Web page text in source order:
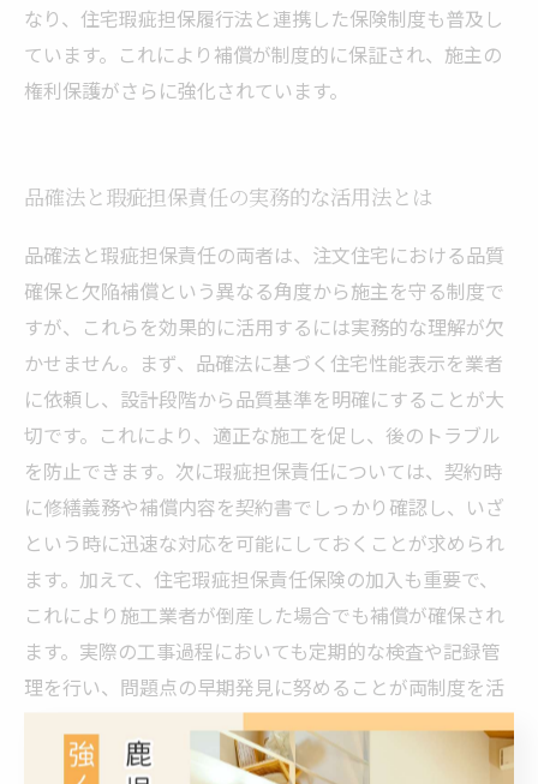
なり、住宅瑕疵担保履行法と連携した保険制度も普及し
ています。これにより補償が制度的に保証され、施主の
権利保護がさらに強化されています。
品確法と瑕疵担保責任の実務的な活用法とは
品確法と瑕疵担保責任の両者は、注文住宅における品質
確保と欠陥補償という異なる角度から施主を守る制度で
すが、これらを効果的に活用するには実務的な理解が欠
かせません。まず、品確法に基づく住宅性能表示を業者
に依頼し、設計段階から品質基準を明確にすることが大
切です。これにより、適正な施工を促し、後のトラブル
を防止できます。次に瑕疵担保責任については、契約時
に修繕義務や補償内容を契約書でしっかり確認し、いざ
という時に迅速な対応を可能にしておくことが求められ
ます。加えて、住宅瑕疵担保責任保険の加入も重要で、
これにより施工業者が倒産した場合でも補償が確保され
ます。実際の工事過程においても定期的な検査や記録管
理を行い、問題点の早期発見に努めることが両制度を活
かすポイントです。これらを踏まえ、施主自身が制度内
容を理解し積極的に関与する姿勢が、安全で満足度の高